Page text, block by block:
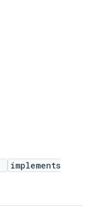
implements